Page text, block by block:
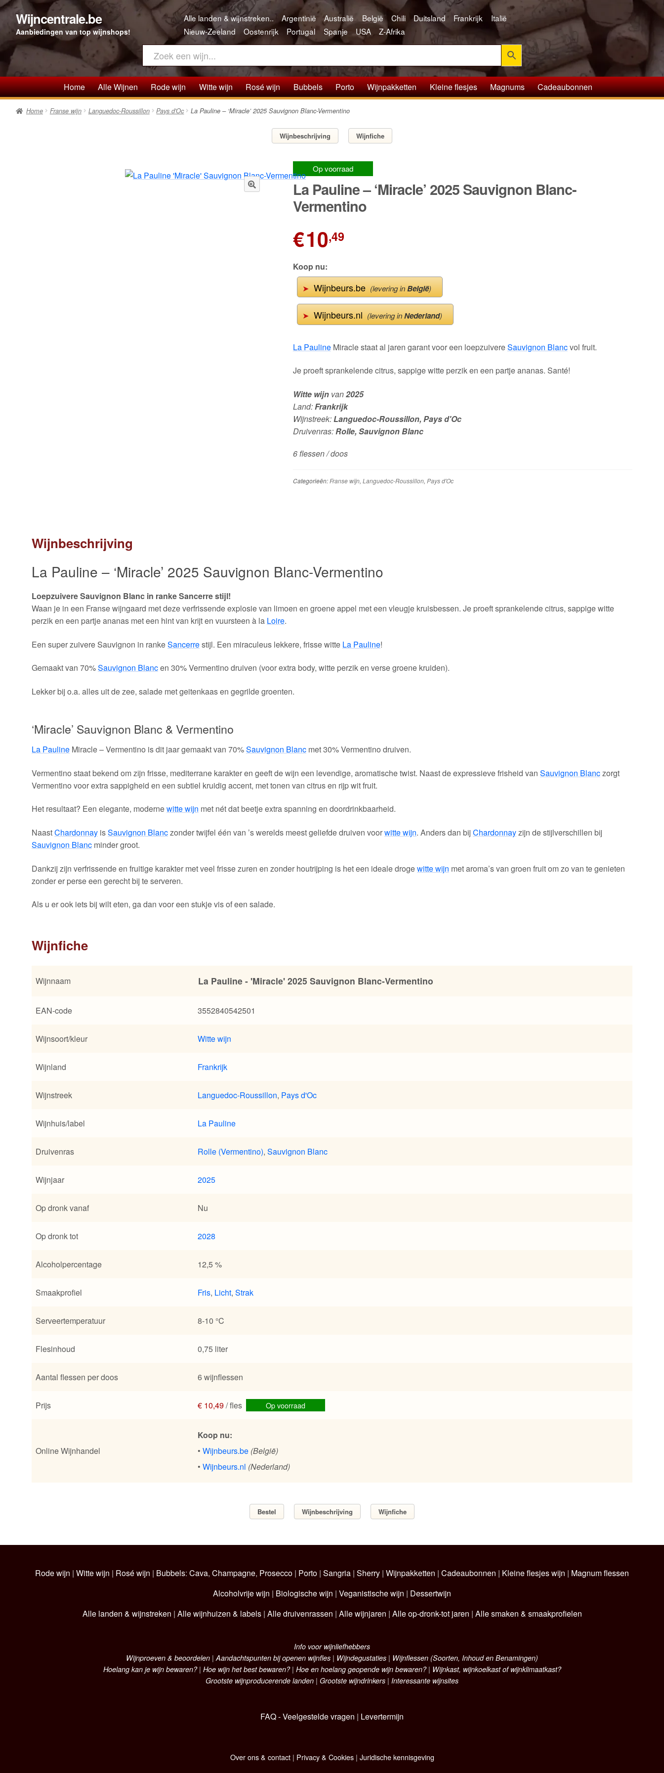
Ga
door
naar
navigatie
Ga
direct
naar
Wijncentrale.be
Aanbiedingen van top wijnshops!
Alle landen & wijnstreken.. Argentinië Australië België Chili Duitsland Frankrijk
Italië
Nieuw-Zeeland
Oostenrijk Portugal Spanje USA Z-Afrika
Home Alle Wijnen Rode wijn Witte wijn Rosé wijn Bubbels Porto Wijnpakketten Kleine flesjes Magnums Cadeaubonnen
Home Franse wijn Languedoc-Roussillon Pays d'Oc La Pauline – ‘Miracle’ 2025 Sauvignon Blanc-Vermentino
Wijnbeschrijving Wijnfiche
Op voorraad
La Pauline – ‘Miracle’ 2025 Sauvignon Blanc-
Vermentino
€10,49
Koop nu:
➤Wijnbeurs.be(levering inBelgië)
➤Wijnbeurs.nl(levering inNederland)
La PaulineMiracle staat al jaren garant voor een loepzuivereSauvignon Blancvol fruit.
Je proeft sprankelende citrus, sappige witte perzik en een partje ananas. Santé!
Witte wijnvan2025
Land:Frankrijk
Wijnstreek:Languedoc-Roussillon, Pays d'Oc
Druivenras:Rolle, Sauvignon Blanc
6 flessen / doos
Categorieën:Franse wijn, Languedoc-Roussillon, Pays d'Oc
Wijnbeschrijving
La Pauline – ‘Miracle’ 2025 Sauvignon Blanc-Vermentino
Loepzuivere Sauvignon Blanc in ranke Sancerre stijl!
Waan je in een Franse wijngaard met deze verfrissende explosie van limoen en groene appel met een vleugje kruisbessen. Je proeft sprankelende citrus, sappige witte
perzik en een partje ananas met een hint van krijt en vuursteen à la Loire.
Een super zuivere Sauvignon in rankeSancerrestijl. Een miraculeus lekkere, frisse witte La Pauline!
Gemaakt van 70%Sauvignon Blancen 30% Vermentino druiven (voor extra body, witte perzik en verse groene kruiden).
Lekker bij o.a. alles uit de zee, salade met geitenkaas en gegrilde groenten.
‘Miracle’ Sauvignon Blanc & Vermentino
La Pauline Miracle – Vermentino is dit jaar gemaakt van 70%Sauvignon Blanc met 30% Vermentino druiven.
Vermentino staat bekend om zijn frisse, mediterrane karakter en geeft de wijn een levendige, aromatische twist. Naast de expressieve frisheid van Sauvignon Blanczorgt
Vermentino voor extra sappigheid en een subtiel kruidig accent, met tonen van citrus en rijp wit fruit.
Het resultaat? Een elegante, modernewitte wijn met nét dat beetje extra spanning en doordrinkbaarheid.
NaastChardonnay isSauvignon Blanczonder twijfel één van ’s werelds meest geliefde druiven voorwitte wijn. Anders dan bijChardonnayzijn de stijlverschillen bij
Sauvignon Blanc minder groot.
Dankzij zijn verfrissende en fruitige karakter met veel frisse zuren en zonder houtrijping is het een ideale drogewitte wijn met aroma’s van groen fruit om zo van te genieten
zonder er perse een gerecht bij te serveren.
Als u er ook iets bij wilt eten, ga dan voor een stukje vis of een salade.
Wijnfiche
Wijnnaam La Pauline - 'Miracle' 2025 Sauvignon Blanc-Vermentino
EAN-code 3552840542501
Wijnsoort/kleur Witte wijn
Wijnland Frankrijk
Wijnstreek Languedoc-Roussillon, Pays d'Oc
Wijnhuis/label La Pauline
Druivenras Rolle (Vermentino), Sauvignon Blanc
Wijnjaar 2025
Op dronk vanaf Nu
Op dronk tot 2028
Alcoholpercentage 12,5 %
Smaakprofiel Fris, Licht, Strak
Serveertemperatuur 8-10 °C
Flesinhoud 0,75 liter
Aantal flessen per doos 6 wijnflessen
Prijs € 10,49/ fles Op voorraad
Online Wijnhandel
Koop nu:
• Wijnbeurs.be (België)
• Wijnbeurs.nl (Nederland)
Bestel Wijnbeschrijving Wijnfiche
Rode wijn | Witte wijn | Rosé wijn | Bubbels: Cava, Champagne, Prosecco | Porto | Sangria | Sherry | Wijnpakketten | Cadeaubonnen | Kleine flesjes wijn | Magnum flessen
Alcoholvrije wijn | Biologische wijn | Veganistische wijn | Dessertwijn
Alle landen & wijnstreken | Alle wijnhuizen & labels| Alle druivenrassen | Alle wijnjaren | Alle op-dronk-tot jaren | Alle smaken & smaakprofielen
Info voor wijnliefhebbers
Wijnproeven & beoordelen |Aandachtspunten bij openen wijnfles | Wijndegustaties | Wijnflessen (Soorten, Inhoud en Benamingen)
Hoelang kan je wijn bewaren?| Hoe wijn het best bewaren?| Hoe en hoelang geopende wijn bewaren?| Wijnkast, wijnkoelkast of wijnklimaatkast?
Grootste wijnproducerende landen | Grootste wijndrinkers | Interessante wijnsites
FAQ - Veelgestelde vragen | Levertermijn
Over ons & contact| Privacy & Cookies| Juridische kennisgeving